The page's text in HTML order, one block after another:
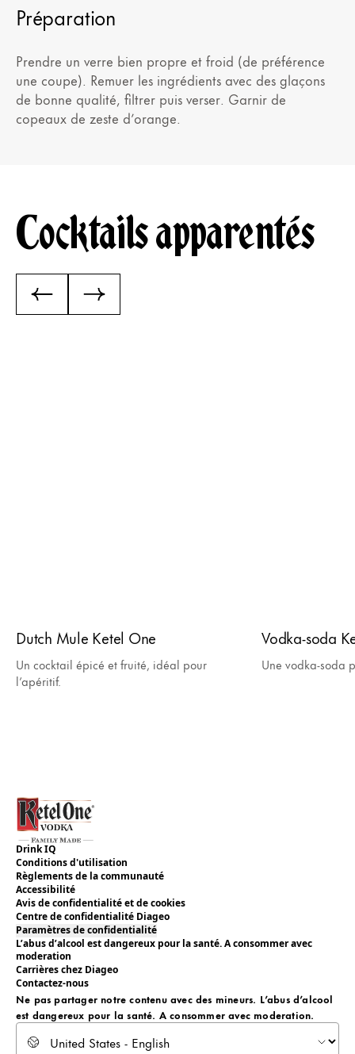
Préparation
Prendre un verre bien propre et froid (de préférence
une coupe). Remuer les ingrédients avec des glaçons
de bonne qualité, filtrer puis verser. Garnir de
copeaux de zeste d’orange.
Cocktails apparentés
Dutch Mule Ketel One
Un cocktail épicé et fruité, idéal pour
l’apéritif.
Vodka-soda
Une vodka-soda
Drink IQ
Conditions d'utilisation
Règlements de la communauté
Accessibilité
Avis de confidentialité et de cookies
Centre de confidentialité Diageo
Paramètres de confidentialité
L’abus d’alcool est dangereux pour la santé. A consommer avec
moderation
Carrières chez Diageo
Contactez-nous
Ne pas partager notre contenu avec des mineurs. L’abus d’alcool
est dangereux pour la santé. A consommer avec moderation.